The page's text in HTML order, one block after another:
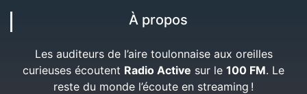
À propos
Les auditeurs de l’aire toulonnaise aux oreilles
curieuses écoutent Radio Active sur le 100 FM. Le
reste du monde l’écoute en streaming !